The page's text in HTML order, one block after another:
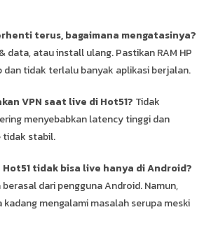
terus, bagaimana mengatasinya?
data, atau install ulang. Pastikan RAM HP
dan tidak terlalu banyak aplikasi berjalan.
VPN saat live di Hot51? Tidak
menyebabkan latency tinggi dan
tidak stabil.
tidak bisa live hanya di Android?
dari pengguna Android. Namun,
kadang mengalami masalah serupa meski